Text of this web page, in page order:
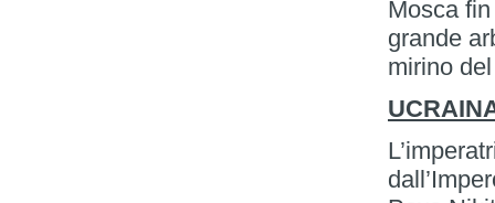
Mosca
grande
mirino